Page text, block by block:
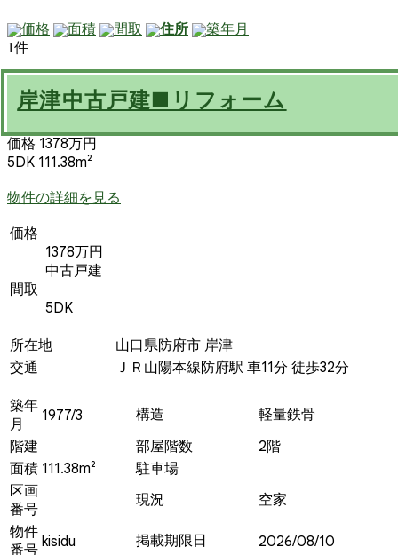
価格 面積 間取 住所 築年月
1件
岸津中古戸建■リフォーム
価格 1378万円
5DK 111.38m²
物件の詳細を見る
価格
1378万円
中古戸建
間取
5DK
所在地
山口県防府市 岸津
交通
ＪＲ山陽本線防府駅 車11分 徒歩32分
築年
月
1977/3 構造
軽量鉄骨
階建
部屋階数
2階
面積 111.38m²
駐車場
区画
番号
現況
空家
物件
番号 kisidu 掲載期限日 2026/08/10